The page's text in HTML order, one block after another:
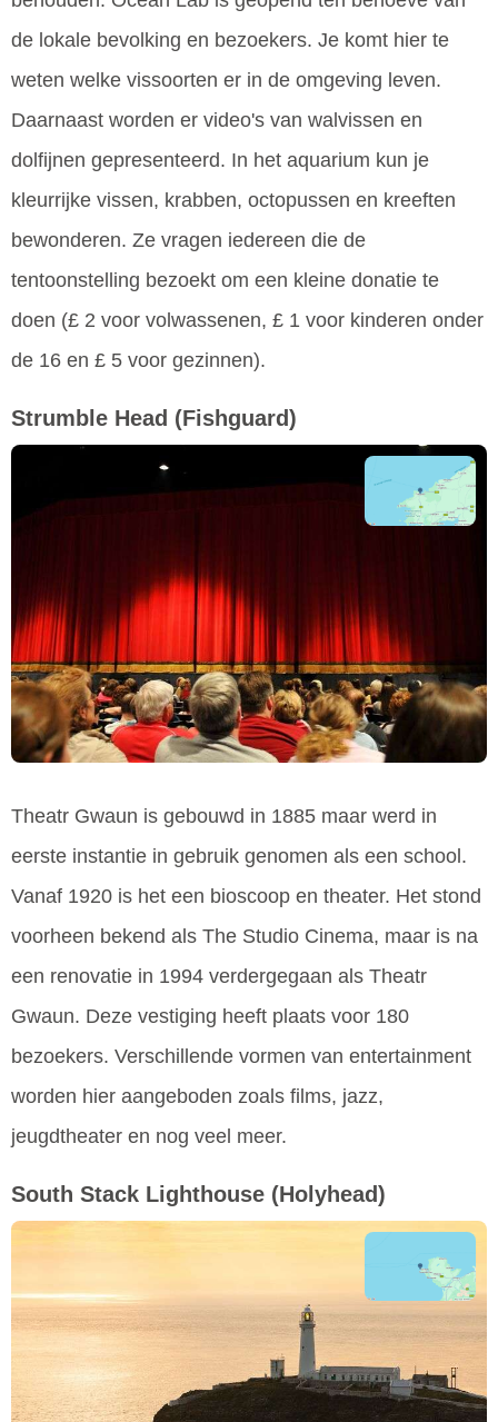
de lokale bevolking en bezoekers. Je komt hier te
weten welke vissoorten er in de omgeving leven.
Daarnaast worden er video's van walvissen en
dolfijnen gepresenteerd. In het aquarium kun je
kleurrijke vissen, krabben, octopussen en kreeften
bewonderen. Ze vragen iedereen die de
tentoonstelling bezoekt om een kleine donatie te
doen (£ 2 voor volwassenen, £ 1 voor kinderen onder
de 16 en £ 5 voor gezinnen).
Strumble Head (Fishguard)
Theatr Gwaun is gebouwd in 1885 maar werd in
eerste instantie in gebruik genomen als een school.
Vanaf 1920 is het een bioscoop en theater. Het stond
voorheen bekend als The Studio Cinema, maar is na
een renovatie in 1994 verdergegaan als Theatr
Gwaun. Deze vestiging heeft plaats voor 180
bezoekers. Verschillende vormen van entertainment
worden hier aangeboden zoals films, jazz,
jeugdtheater en nog veel meer.
South Stack Lighthouse (Holyhead)